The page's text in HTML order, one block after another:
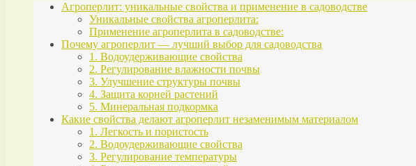
Агроперлит: уникальные свойства и применение в садоводстве
Уникальные свойства агроперлита:
Применение агроперлита в садоводстве:
Почему агроперлит — лучший выбор для садоводства
1. Водоудерживающие свойства
2. Регулирование влажности почвы
3. Улучшение структуры почвы
4. Защита корней растений
5. Минеральная подкормка
Какие свойства делают агроперлит незаменимым материалом
1. Легкость и пористость
2. Водоудерживающие свойства
3. Регулирование температуры